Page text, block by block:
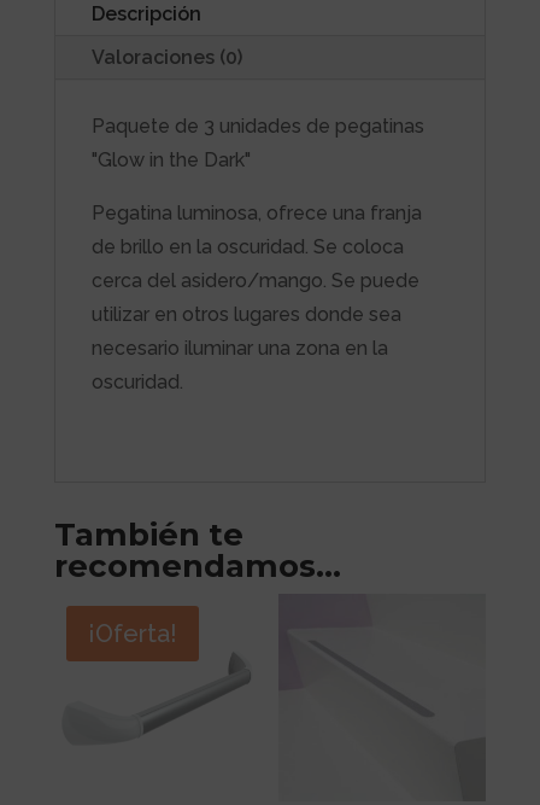
cantidad
Descripción
Valoraciones (0)
Paquete de 3 unidades de pegatinas
"Glow in the Dark"
Pegatina luminosa, ofrece una franja
de brillo en la oscuridad. Se coloca
cerca del asidero/mango. Se puede
utilizar en otros lugares donde sea
necesario iluminar una zona en la
oscuridad.
También te
recomendamos…
¡Oferta!